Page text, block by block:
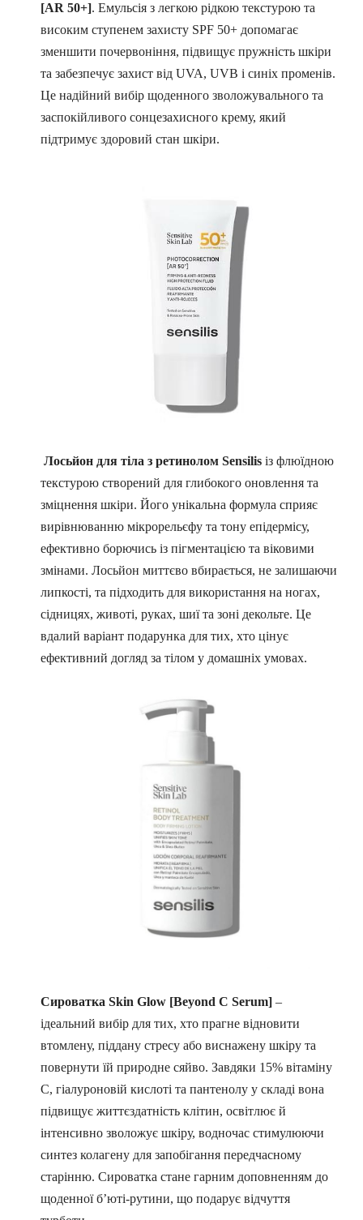
[AR 50+]. Емульсія з легкою рідкою текстурою та
високим ступенем захисту SPF 50+ допомагає
зменшити почервоніння, підвищує пружність шкіри
та забезпечує захист від UVA, UVB і синіх променів.
Це надійний вибір щоденного зволожувального та
заспокійливого сонцезахисного крему, який
підтримує здоровий стан шкіри.
Лосьйон для тіла з ретинолом Sensilis із флюїдною
текстурою створений для глибокого оновлення та
зміцнення шкіри. Його унікальна формула сприяє
вирівнюванню мікрорельєфу та тону епідермісу,
ефективно борючись із пігментацією та віковими
змінами. Лосьйон миттєво вбирається, не залишаючи
липкості, та підходить для використання на ногах,
сідницях, животі, руках, шиї та зоні декольте. Це
вдалий варіант подарунка для тих, хто цінує
ефективний догляд за тілом у домашніх умовах.
Сироватка Skin Glow [Beyond C Serum] –
ідеальний вибір для тих, хто прагне відновити
втомлену, піддану стресу або виснажену шкіру та
повернути їй природне сяйво. Завдяки 15% вітаміну
C, гіалуроновій кислоті та пантенолу у складі вона
підвищує життєздатність клітин, освітлює й
інтенсивно зволожує шкіру, водночас стимулюючи
синтез колагену для запобігання передчасному
старінню. Сироватка стане гарним доповненням до
щоденної б’юті-рутини, що подарує відчуття